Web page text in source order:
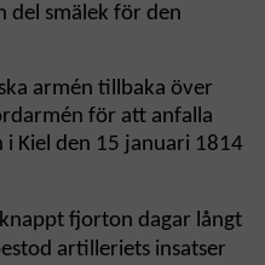
del smälek för den
armén tillbaka över
för att anfalla
i Kiel den 15 januari 1814
fjorton dagar långt
artilleriets insatser